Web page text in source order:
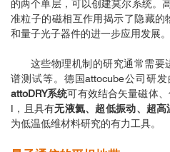
的两个单层，可以创建莫尔系统。
准粒子的磁相互作用揭示了隐藏
和量子光子器件的进一步应用发展。
这些物理机制的研究通常需要
谱测试等。德国attocube公司研发
attoDRY系统可有效结合矢量磁体
I，且具有无液氦、超低振动、超高
为低温低维材料研究的有力工具。